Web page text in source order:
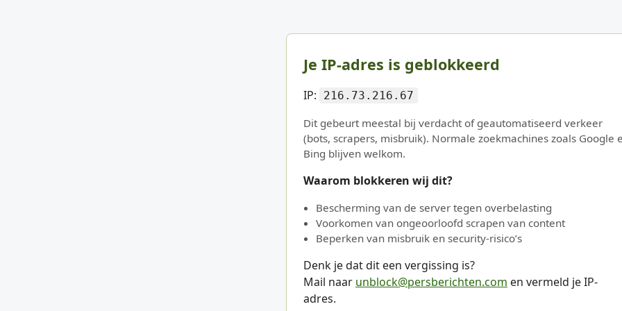
Je IP-adres is geblokkeerd
IP: 216.73.216.67
Dit gebeurt meestal bij verdacht of geautomatiseerd verkeer
(bots, scrapers, misbruik). Normale zoekmachines zoals Google
Bing blijven welkom.
Waarom blokkeren wij dit?
Bescherming van de server tegen overbelasting
Voorkomen van ongeoorloofd scrapen van content
Beperken van misbruik en security-risico’s
Denk je dat dit een vergissing is?
Mail naar unblock@persberichten.com en vermeld je IP-
adres.